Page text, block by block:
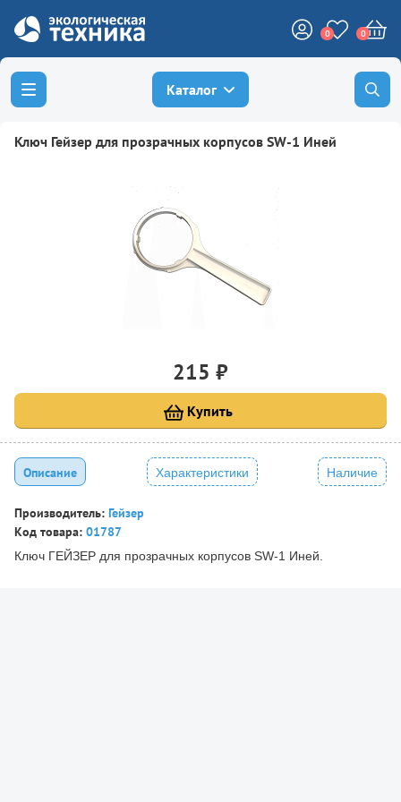
0 0
Каталог
Ключ Гейзер для прозрачных корпусов SW-1 Иней
215 ₽
Купить
Описание Характеристики Наличие
Производитель: Гейзер
Код товара: 01787
Ключ ГЕЙЗЕР для прозрачных корпусов SW-1 Иней.